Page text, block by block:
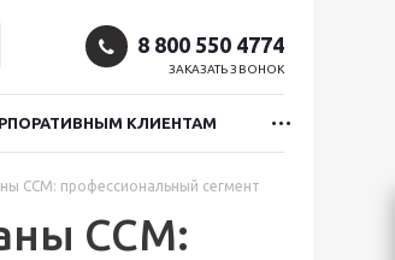
8 800 550 4774
ЗАКАЗАТЬ ЗВОНОК
КЛИЕНТАМ
CCM: профессиональный сегмент
CCM: